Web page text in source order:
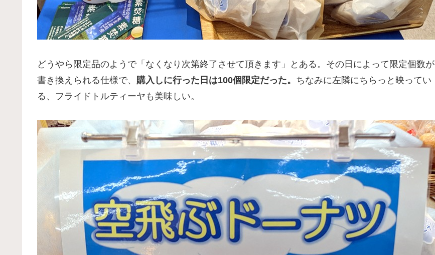
どうやら限定品のようで「なくなり次第終了させて頂きます」とある。その日によって限定個数が
書き換えられる仕様で、 購入しに行った日は100個限定だった。 ちなみに左隣にちらっと映ってい
る、フライドトルティーヤも美味しい。